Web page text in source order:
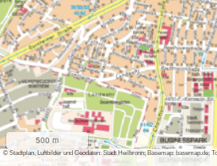
500 m
© Stadtplan, Luftbilder und Geodaten: Stadt Heilbronn; Basemap: basemap.de;